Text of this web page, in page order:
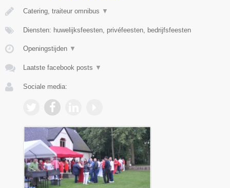
Catering, traiteur omnibus ▼
Diensten: huwelijksfeesten, privéfeesten, bedrijfsfeesten
Openingstijden ▼
Laatste facebook posts ▼
Sociale media: